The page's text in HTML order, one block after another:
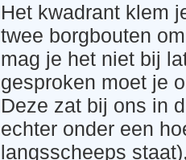
Het kwadrant klem
twee borgbouten
mag je het niet bij
gesproken moet je
Deze zat bij ons in
echter onder een
langsscheeps